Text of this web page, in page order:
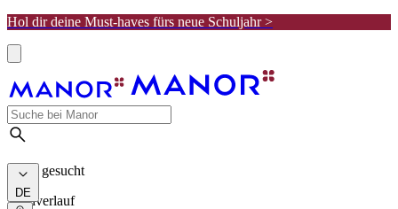
Hol dir deine Must-haves fürs neue Schuljahr >
Meist gesucht
Suchverlauf
DE